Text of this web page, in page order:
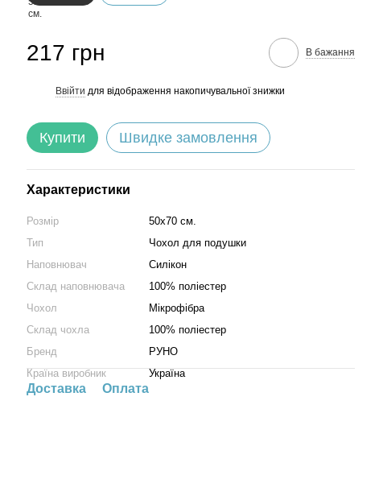
217 грн В бажання
Ввійти для відображення накопичувальної знижки
Купити Швидке замовлення
Характеристики
Розмір
50х70 см.
Тип
Чохол для подушки
Наповнювач
Силікон
Склад наповнювача
100% поліестер
Чохол
Мікрофібра
Склад чохла
100% поліестер
Бренд
РУНО
Країна виробник
Україна
Доставка Оплата